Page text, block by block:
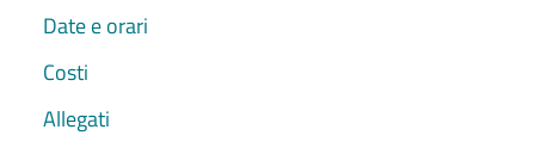
Date e orari
Costi
Allegati